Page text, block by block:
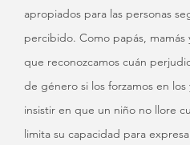
apropiados para las personas
percibido. Como papás,
que reconozcamos cuán
de género si los forzamos en los
insistir en que un niño no llore
limita su capacidad para